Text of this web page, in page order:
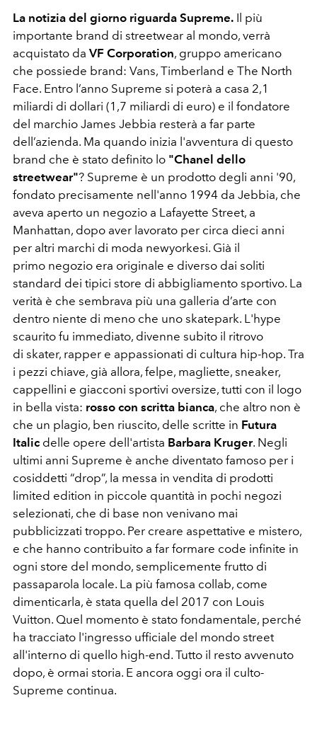
La notizia del giorno riguarda Supreme. Il più
importante brand di streetwear al mondo, verrà
acquistato da VF Corporation, gruppo americano
che possiede brand: Vans, Timberland e The North
Face. Entro l’anno Supreme si poterà a casa 2,1
miliardi di dollari (1,7 miliardi di euro) e il fondatore
del marchio James Jebbia resterà a far parte
dell’azienda. Ma quando inizia l'avventura di questo
brand che è stato definito lo "Chanel dello
streetwear"? Supreme è un prodotto degli anni '90,
fondato precisamente nell'anno 1994 da Jebbia, che
aveva aperto un negozio a Lafayette Street, a
Manhattan, dopo aver lavorato per circa dieci anni
per altri marchi di moda newyorkesi. Già il
primo negozio era originale e diverso dai soliti
standard dei tipici store di abbigliamento sportivo. La
verità è che sembrava più una galleria d’arte con
dentro niente di meno che uno skatepark. L'hype
scaurito fu immediato, divenne subito il ritrovo
di skater, rapper e appassionati di cultura hip-hop. Tra
i pezzi chiave, già allora, felpe, magliette, sneaker,
cappellini e giacconi sportivi oversize, tutti con il logo
in bella vista: rosso con scritta bianca, che altro non è
che un plagio, ben riuscito, delle scritte in Futura
Italic delle opere dell'artista Barbara Kruger. Negli
ultimi anni Supreme è anche diventato famoso per i
cosiddetti “drop”, la messa in vendita di prodotti
limited edition in piccole quantità in pochi negozi
selezionati, che di base non venivano mai
pubblicizzati troppo. Per creare aspettative e mistero,
e che hanno contribuito a far formare code infinite in
ogni store del mondo, semplicemente frutto di
passaparola locale. La più famosa collab, come
dimenticarla, è stata quella del 2017 con Louis
Vuitton. Quel momento è stato fondamentale, perché
ha tracciato l'ingresso ufficiale del mondo street
all'interno di quello high-end. Tutto il resto avvenuto
dopo, è ormai storia. E ancora oggi ora il culto-
Supreme continua.